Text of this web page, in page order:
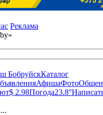
Реклама
БобруйскКаталог
АфишаФото
$ 2.98Погода23.8°